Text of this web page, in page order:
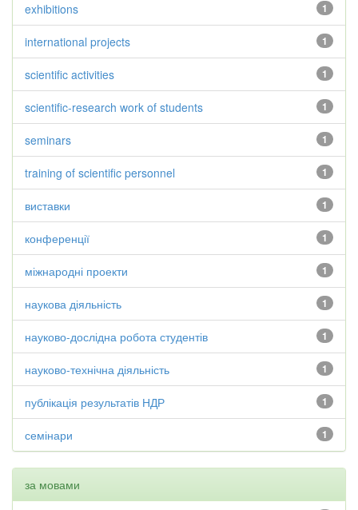
1
exhibitions
1
international projects
1
scientific activities
1
scientific-research work of students
1
seminars
1
training of scientific personnel
1
виставки
1
конференції
1
міжнародні проекти
1
наукова діяльність
1
науково-дослідна робота студентів
1
науково-технічна діяльність
1
публікація результатів НДР
1
семінари
за мовами